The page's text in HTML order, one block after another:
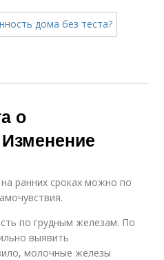
о
ранних сроках можно по
по грудным железам. По
выявить
молочные железы